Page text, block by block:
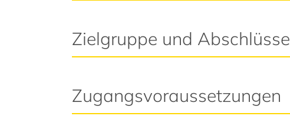
Zielgruppe und Abschlüsse
Zugangsvoraussetzungen